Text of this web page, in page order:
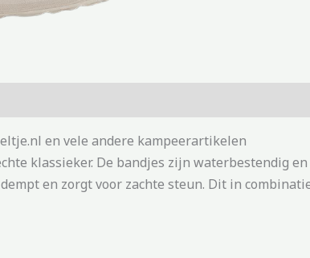
en vele andere kampeerartikelen
klassieker. De bandjes zijn waterbestendig
en zorgt voor zachte steun. Dit in